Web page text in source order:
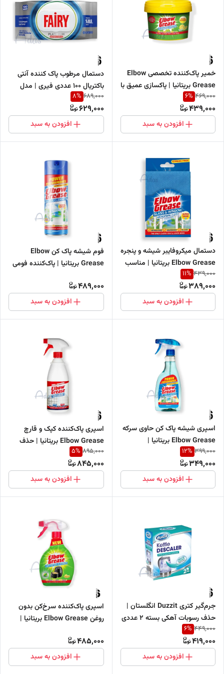
خمیر پاک‌کننده تخصصی Elbow
Grease بریتانیا | پاکسازی عمیق با
رایحه لیمو تازه
469,000
6%
439,000
افزودن به سبد
دستمال مرطوب پاک کننده آنتی
باکتریال 100 عددی فیری | مدل
Platinum
689,000
8%
629,000
افزودن به سبد
دستمال میکروفایبر شیشه و پنجره
Elbow Grease بریتانیا | مناسب
شیشه، آینه و سطوح براق بدون رد
439,000
11%
389,000
افزودن به سبد
فوم شیشه پاک کن Elbow
Grease بریتانیا | پاک‌کننده فومی
۴۰۰ میل
489,000
افزودن به سبد
اسپری شیشه پاک کن حاوی سرکه
Elbow Grease بریتانیا |
پاک‌کننده شیشه و آینه 500 میل
399,000
12%
349,000
افزودن به سبد
اسپری پاک‌کننده کپک و قارچ
Elbow Grease بریتانیا | حذف
لکه‌ها و ضدعفونی‌کننده
895,000
5%
845,000
افزودن به سبد
جرم‌گیر کتری Duzzit انگلستان |
حذف رسوبات آهکی بسته ۲ عددی
449,000
6%
419,000
افزودن به سبد
اسپری پاک‌کننده سرخ‌کن بدون
روغن Elbow Grease بریتانیا |
485,000
افزودن به سبد